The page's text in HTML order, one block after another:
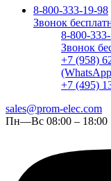
8-800-333-19-98
Звонок
8-800-
Звонок
+7 (958)
+7 (495)
sales@prom-elec.com
Пн—Вс 08:00 – 18:00